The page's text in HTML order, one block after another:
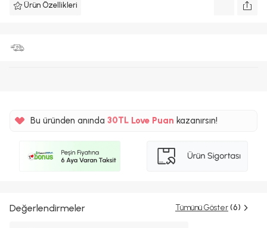
Ürün Özellikleri
Bu üründen anında 30TL Love Puan kazanırsın!
Değerlendirmeler Tümünü Göster (6)